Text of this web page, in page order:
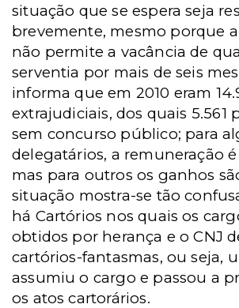
situação que se espera seja
brevemente, mesmo porque
não permite a vacância de
serventia por mais de seis
informa que em 2010 eram
extrajudiciais, dos quais 5.561
sem concurso público; para
delegatários, a remuneração
mas para outros os ganhos
situação mostra-se tão
há Cartórios nos quais os
obtidos por herança e o CNJ
cartórios-fantasmas, ou seja,
assumiu o cargo e passou a
os atos cartorários.